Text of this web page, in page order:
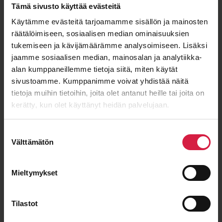
Tämä sivusto käyttää evästeitä
Käytämme evästeitä tarjoamamme sisällön ja mainosten
räätälöimiseen, sosiaalisen median ominaisuuksien
tukemiseen ja kävijämäärämme analysoimiseen. Lisäksi
jaamme sosiaalisen median, mainosalan ja analytiikka-
alan kumppaneillemme tietoja siitä, miten käytät
sivustoamme. Kumppanimme voivat yhdistää näitä
tietoja muihin tietoihin, joita olet antanut heille tai joita on
kerätty, kun olet käyttänyt heidän palvelujaan.
valinta
Välttämätön
Mieltymykset
Tilastot
Krafttransformatorer levererade
som ”Nyckeln i hand”
Krafttransformatorer levererade som ”Nyckeln i hand” Det är
krafttransformatorer enligt…
Läs referens